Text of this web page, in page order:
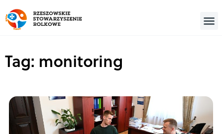
Tag: monitoring